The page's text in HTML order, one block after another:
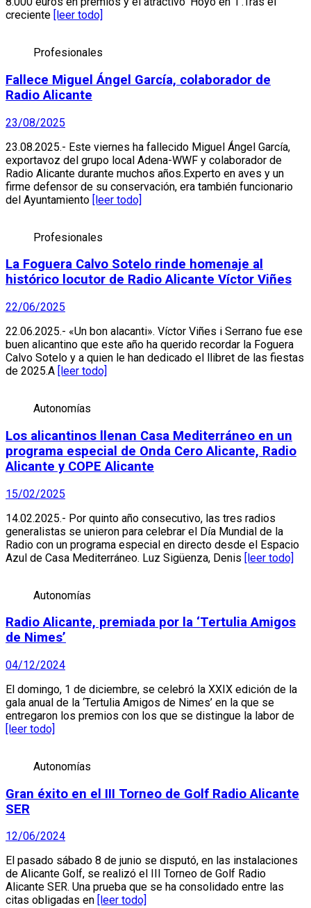
creciente
[leer todo]
Profesionales
Fallece Miguel Ángel García, colaborador de
Radio Alicante
23/08/2025
23.08.2025.- Este viernes ha fallecido Miguel Ángel García,
exportavoz del grupo local Adena-WWF y colaborador de
Radio Alicante durante muchos años.Experto en aves y un
firme defensor de su conservación, era también funcionario
del Ayuntamiento [leer todo]
Profesionales
La Foguera Calvo Sotelo rinde homenaje al
histórico locutor de Radio Alicante Víctor Viñes
22/06/2025
22.06.2025.- «Un bon alacanti». Víctor Viñes i Serrano fue ese
buen alicantino que este año ha querido recordar la Foguera
Calvo Sotelo y a quien le han dedicado el llibret de las fiestas
de 2025.A [leer todo]
Autonomías
Los alicantinos llenan Casa Mediterráneo en un
programa especial de Onda Cero Alicante, Radio
Alicante y COPE Alicante
15/02/2025
14.02.2025.- Por quinto año consecutivo, las tres radios
generalistas se unieron para celebrar el Día Mundial de la
Radio con un programa especial en directo desde el Espacio
Azul de Casa Mediterráneo. Luz Sigüenza, Denis [leer todo]
Autonomías
Radio Alicante, premiada por la ‘Tertulia Amigos
de Nimes’
04/12/2024
El domingo, 1 de diciembre, se celebró la XXIX edición de la
gala anual de la ‘Tertulia Amigos de Nimes’ en la que se
entregaron los premios con los que se distingue la labor de
[leer todo]
Autonomías
Gran éxito en el III Torneo de Golf Radio Alicante
SER
12/06/2024
El pasado sábado 8 de junio se disputó, en las instalaciones
de Alicante Golf, se realizó el III Torneo de Golf Radio
Alicante SER. Una prueba que se ha consolidado entre las
citas obligadas en
[leer todo]